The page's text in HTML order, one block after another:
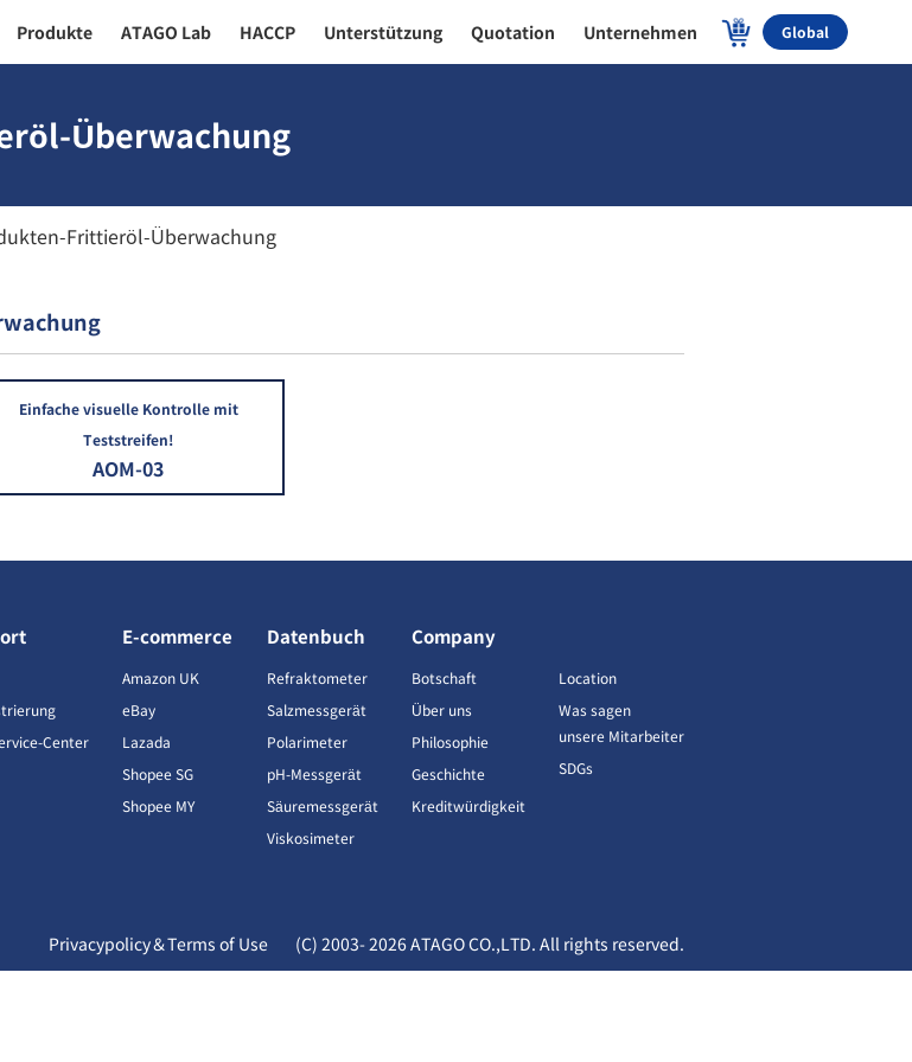
Produkte ATAGO Lab HACCP Unterstützung Quotation Unternehmen Global
Überwachung
Frittieröl-Überwachung
Einfache visuelle Kontrolle mit
Teststreifen!
AOM-03
Center
E-commerce
Amazon UK
eBay
Lazada
Shopee SG
Shopee MY
Datenbuch
Refraktometer
Salzmessgerät
Polarimeter
pH-Messgerät
Säuremessgerät
Viskosimeter
Company
Botschaft
Über uns
Philosophie
Geschichte
Kreditwürdigkeit
Location
Was sagen
unsere Mitarbeiter
SDGs
Privacypolicy＆Terms of Use (C) 2003-2026 ATAGO CO.,LTD. All rights reserved.